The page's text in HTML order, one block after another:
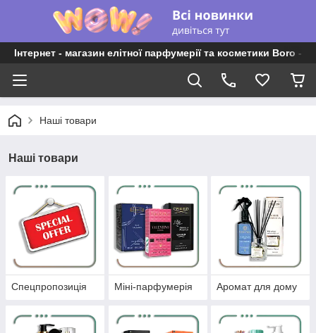
Інтернет - магазин елітної парфумерії та косметики Boro -
Наші товари
Наші товари
Спецпропозиція Міні-парфумерія Аромат для дому